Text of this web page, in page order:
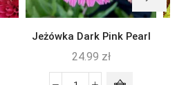
Jeżówka Dark Pink Pearl
24.99 zł